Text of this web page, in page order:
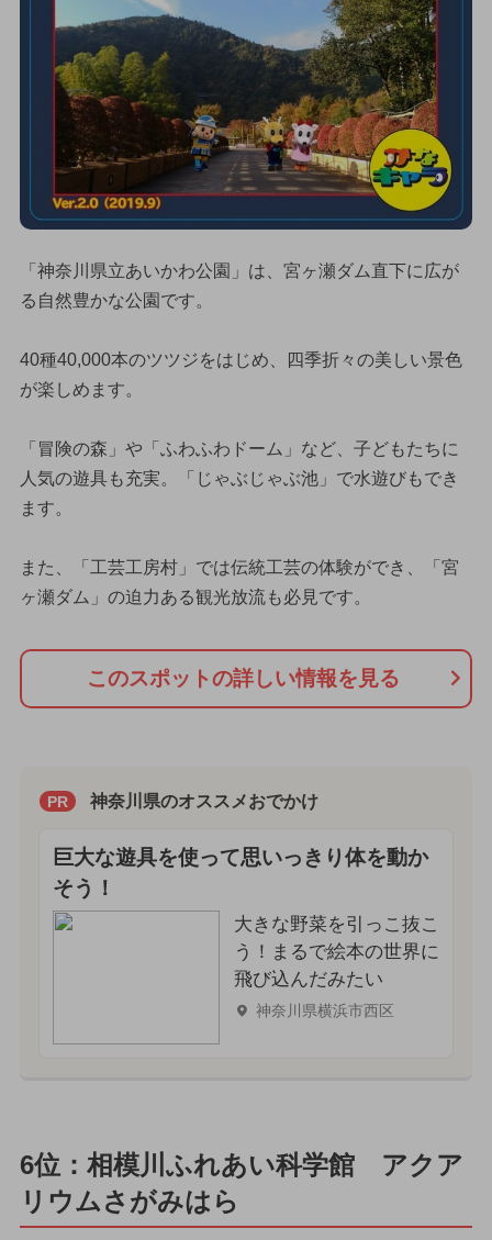
「神奈川県立あいかわ公園」は、宮ヶ瀬ダム直下に広が
る自然豊かな公園です。
40種40,000本のツツジをはじめ、四季折々の美しい景色
が楽しめます。
「冒険の森」や「ふわふわドーム」など、子どもたちに
人気の遊具も充実。「じゃぶじゃぶ池」で水遊びもでき
ます。
また、「工芸工房村」では伝統工芸の体験ができ、「宮
ヶ瀬ダム」の迫力ある観光放流も必見です。
このスポットの詳しい情報を見る
PR 神奈川県のオススメおでかけ
巨大な遊具を使って思いっきり体を動か
そう！
大きな野菜を引っこ抜こ
う！まるで絵本の世界に
飛び込んだみたい
神奈川県横浜市西区
6位：相模川ふれあい科学館 アクア
リウムさがみはら